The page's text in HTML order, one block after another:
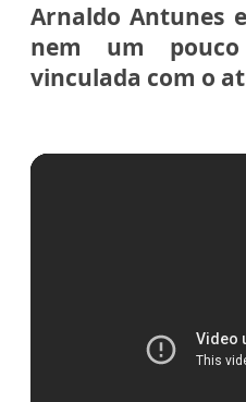
Arnaldo Antunes
nem um
vinculada com o